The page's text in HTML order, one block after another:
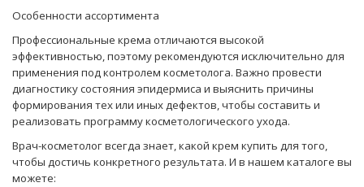
Особенности ассортимента
Профессиональные крема отличаются высокой
эффективностью, поэтому рекомендуются исключительно для
применения под контролем косметолога. Важно провести
диагностику состояния эпидермиса и выяснить причины
формирования тех или иных дефектов, чтобы составить и
реализовать программу косметологического ухода.
Врач-косметолог всегда знает, какой крем купить для того,
чтобы достичь конкретного результата. И в нашем каталоге вы
можете: